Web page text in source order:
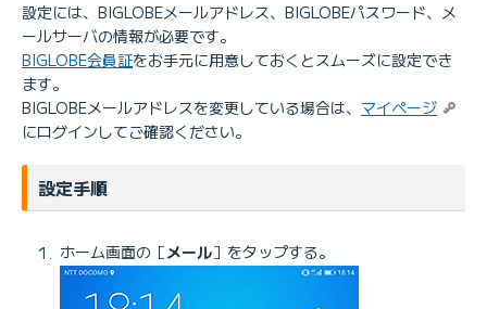
設定には、BIGLOBEメールアドレス、BIGLOBEパスワード、メ
ールサーバの情報が必要です。
BIGLOBE会員証をお手元に用意しておくとスムーズに設定でき
ます。
BIGLOBEメールアドレスを変更している場合は、 マイページ
にログインしてご確認ください。
設定手順
ホーム画面の［メール］をタップする。